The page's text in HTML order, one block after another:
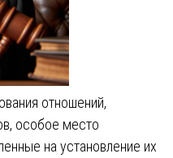
отношений,
особое место
на установление их